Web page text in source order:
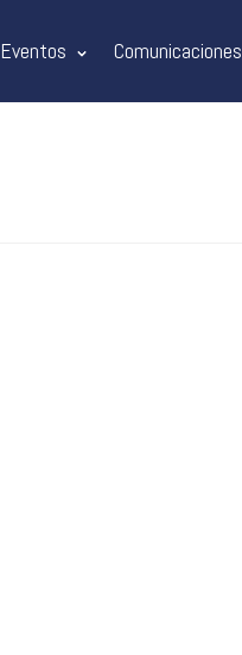
Eventos Comunicaciones